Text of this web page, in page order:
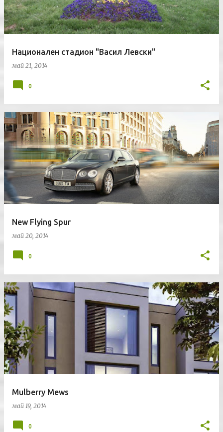
Национален стадион "Васил Левски"
май 21, 2014
0
New Flying Spur
май 20, 2014
0
Mulberry Mews
май 19, 2014
0